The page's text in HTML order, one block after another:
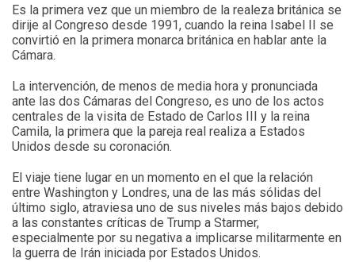
Es la primera vez que un miembro de la realeza británica se
dirije al Congreso desde 1991, cuando la reina Isabel II se
convirtió en la primera monarca británica en hablar ante la
Cámara.
La intervención, de menos de media hora y pronunciada
ante las dos Cámaras del Congreso, es uno de los actos
centrales de la visita de Estado de Carlos III y la reina
Camila, la primera que la pareja real realiza a Estados
Unidos desde su coronación.
El viaje tiene lugar en un momento en el que la relación
entre Washington y Londres, una de las más sólidas del
último siglo, atraviesa uno de sus niveles más bajos debido
a las constantes críticas de Trump a Starmer,
especialmente por su negativa a implicarse militarmente en
la guerra de Irán iniciada por Estados Unidos.